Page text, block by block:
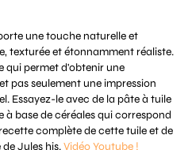
une touche naturelle et
texturée et étonnamment réaliste.
qui permet d'obtenir une
pas seulement une impression
Essayez-le avec de la pâte à tuile
base de céréales qui correspond
complète de cette tuile et de
Jules his.Vidéo Youtube !